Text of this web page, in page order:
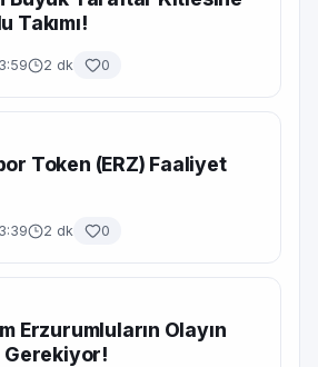
Takımı!
2 dk 0
Token (ERZ) Faaliyet
2 dk 0
Erzurumluların Olayın
Gerekiyor!